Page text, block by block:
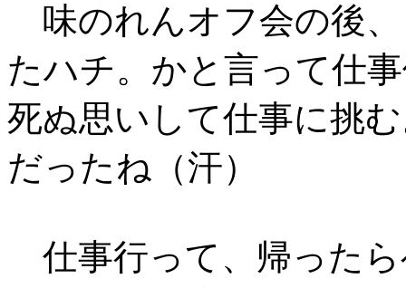
味のれんオフ会の後
たハチ。かと言って仕
死ぬ思いして仕事に挑
だったね（汗）
仕事行って、帰った